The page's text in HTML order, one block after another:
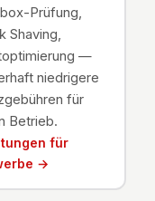
Prüfung,
Shaving,
—
niedrigere
für
Betrieb.
für
→